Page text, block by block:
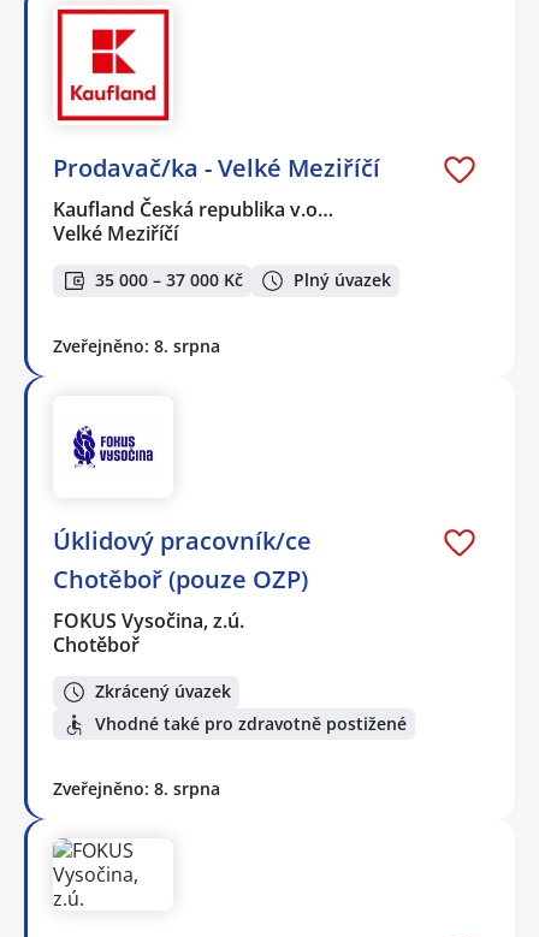
Prodavač/ka - Velké Meziříčí
Kaufland Česká republika v.o…
Velké Meziříčí
35 000 – 37 000 Kč Plný úvazek
Zveřejněno: 8. srpna
Úklidový pracovník/ce
Chotěboř (pouze OZP)
FOKUS Vysočina, z.ú.
Chotěboř
Zkrácený úvazek
Vhodné také pro zdravotně postižené
Zveřejněno: 8. srpna